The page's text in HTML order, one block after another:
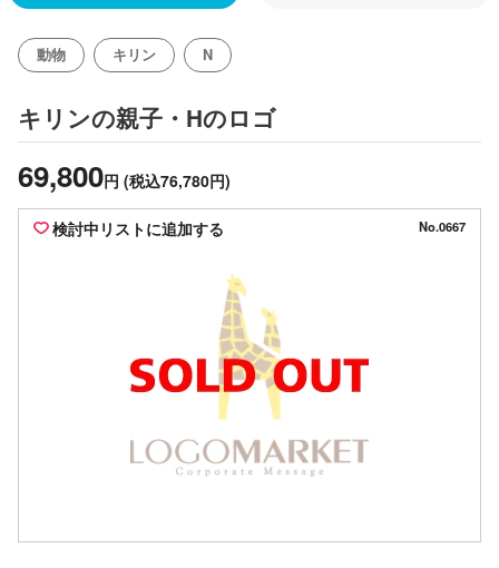
動物 キリン N
キリンの親子・Hのロゴ
69,800円 (税込76,780円)
検討中リストに追加する No.0667